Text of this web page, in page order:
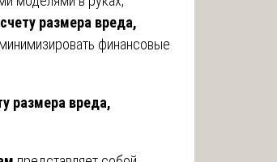
размера вреда,
финансовые
размера вреда,